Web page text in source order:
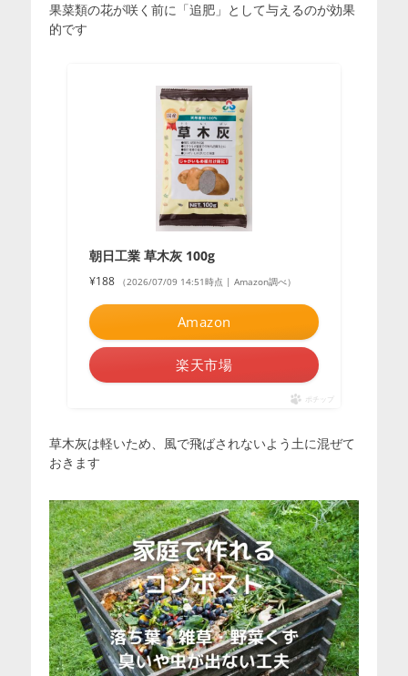
果菜類の花が咲く前に「追肥」として与えるのが効果
的です
朝日工業 草木灰 100g
¥188 （2026/07/09 14:51時点 | Amazon調べ）
Amazon
楽天市場
ポチップ
草木灰は軽いため、風で飛ばされないよう土に混ぜて
おきます